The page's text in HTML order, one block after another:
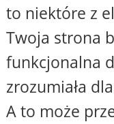
to niektóre z
Twoja strona
funkcjonalna
zrozumiała
A to może